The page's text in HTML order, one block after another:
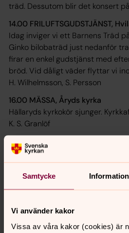
Samtycke Information
Vi använder kakor
Vissa av våra kakor (cookies) är
träd. Dessutom blir det konsert
14.00 FRILUFTSGUDSTJÄNST,
Idag inviger vi ett Barnens Träd
Ginko bilobaträd just nedanför
firar en enkel gudstjänst med
bröd. Vid dåligt väder flyttar vi
H. Wilhelmsson, S. Persson
16.00 MÄSSA, Åryds kyrka
Hällaryds kyrkokör sjunger.
K. S. Granlöf
19.00 SOMMARKONSERT, Carl
Bodekullkören och Karlshamns
sommarkonsert.
Synpunkter eller frågor
innehåll?